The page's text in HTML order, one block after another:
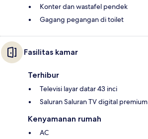
Konter dan wastafel pendek
Gagang pegangan di toilet
Fasilitas kamar
Terhibur
Televisi layar datar 43 inci
Saluran Saluran TV digital premium
Kenyamanan rumah
AC